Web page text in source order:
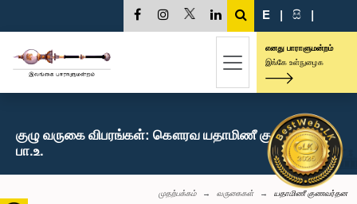
E | සි |
எனது பாராளுமன்றம்
இங்கே உள்நுழைக
குழு வருகை விபரங்கள்: கௌரவ யதாமிணீ குணவர்தன,
பா.உ.
முதற்பக்கம் வருகைகள் யதாமிணீ குணவர்தன